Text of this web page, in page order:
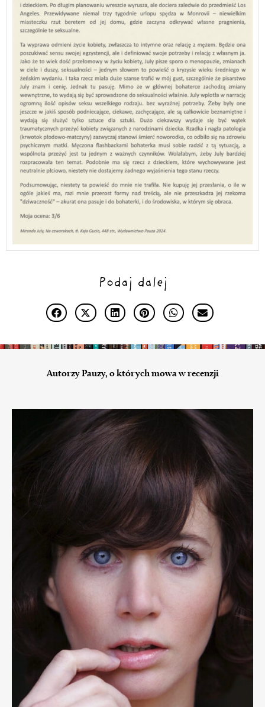
Podaj dalej
Autorzy Pauzy, o których mowa w recenzji